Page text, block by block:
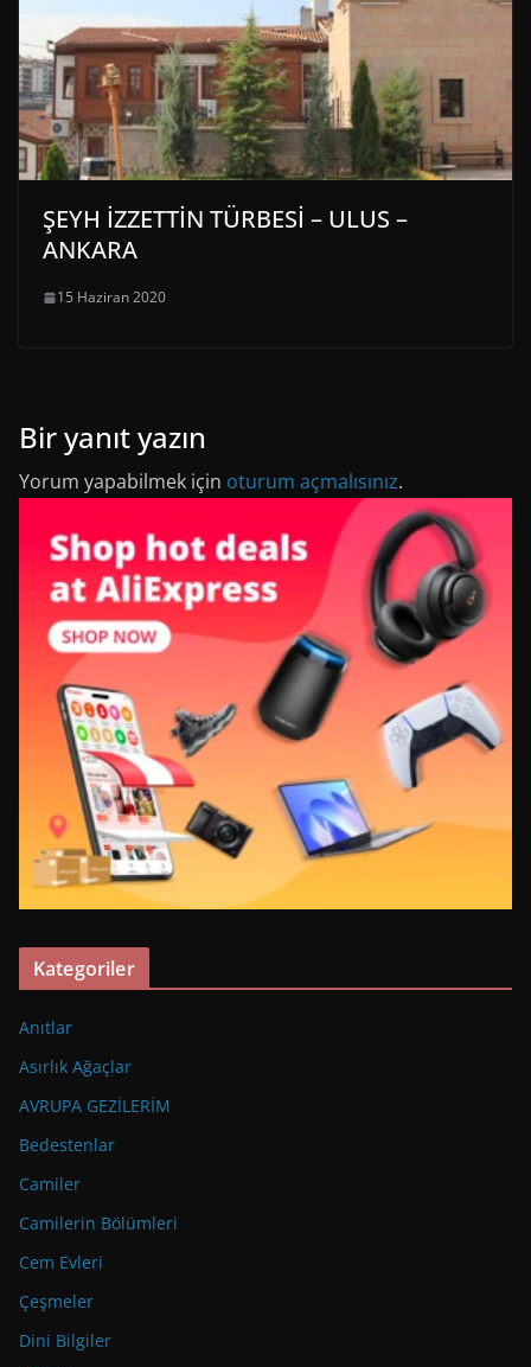
ŞEYH İZZETTİN TÜRBESİ – ULUS –
ANKARA
15 Haziran 2020
Bir yanıt yazın
Yorum yapabilmek için oturum açmalısınız.
Kategoriler
Anıtlar
Asırlık Ağaçlar
AVRUPA GEZİLERİM
Bedestenlar
Camiler
Camilerin Bölümleri
Cem Evleri
Çeşmeler
Dini Bilgiler